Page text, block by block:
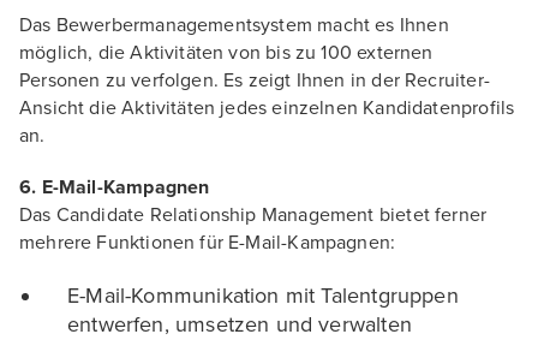
Das Bewerbermanagementsystem macht es Ihnen
möglich, die Aktivitäten von bis zu 100 externen
Personen zu verfolgen. Es zeigt Ihnen in der Recruiter-
Ansicht die Aktivitäten jedes einzelnen Kandidatenprofils
an.
6. E-Mail-Kampagnen
Das Candidate Relationship Management bietet ferner
mehrere Funktionen für E-Mail-Kampagnen:
E-Mail-Kommunikation mit Talentgruppen
entwerfen, umsetzen und verwalten